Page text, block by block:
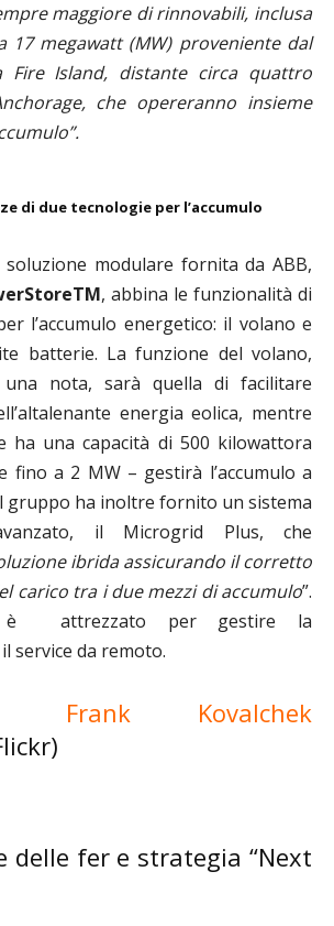
maggiore di rinnovabili, inclusa
17 megawatt (MW) proveniente dal
Fire Island, distante circa quattro
che opereranno insieme
di due tecnologie per l’accumulo
modulare fornita da ABB,
, abbina le funzionalità di
l’accumulo energetico: il volano e
batterie. La funzione del volano,
nota, sarà quella di facilitare
energia eolica, mentre
ha una capacità di 500 kilowattora
fino a 2 MW – gestirà l’accumulo a
gruppo ha inoltre fornito un sistema
il Microgrid Plus, che
ibrida assicurando il corretto
carico tra i due mezzi di accumulo”.
è attrezzato per gestire la
service da remoto.
Frank Kovalchek
delle fer e strategia “Next